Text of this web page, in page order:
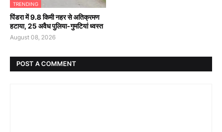
TRENDING
पिंडरा में 9.8 किमी नहर से अतिक्रमण
हटाया, 25 अवैध पुलिया-गुमटियां ध्वस्त
August 08, 2026
POST A COMMENT